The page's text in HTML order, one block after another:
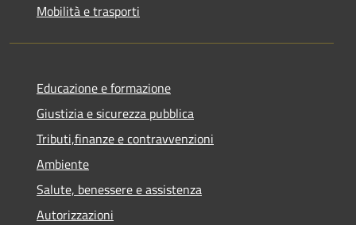
Mobilità e trasporti
Educazione e formazione
Giustizia e sicurezza pubblica
Tributi,finanze e contravvenzioni
Ambiente
Salute, benessere e assistenza
Autorizzazioni